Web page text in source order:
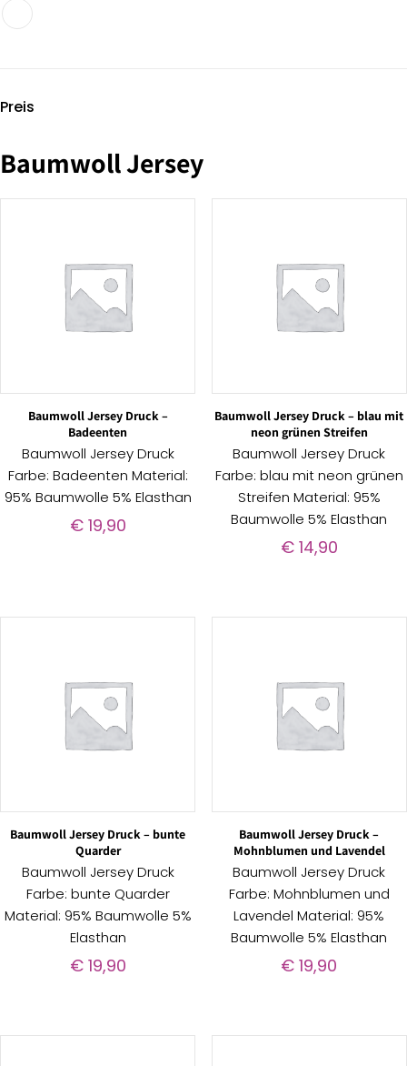
Preis
Baumwoll Jersey
Baumwoll Jersey Druck –
Badeenten
Baumwoll Jersey Druck
Farbe: Badeenten Material:
95% Baumwolle 5% Elasthan
€19,90
Baumwoll Jersey Druck – blau mit
neon grünen Streifen
Baumwoll Jersey Druck
Farbe: blau mit neon grünen
Streifen Material: 95%
Baumwolle 5% Elasthan
€14,90
Baumwoll Jersey Druck – bunte
Quarder
Baumwoll Jersey Druck
Farbe: bunte Quarder
Material: 95% Baumwolle 5%
Elasthan
€19,90
Baumwoll Jersey Druck –
Mohnblumen und Lavendel
Baumwoll Jersey Druck
Farbe: Mohnblumen und
Lavendel Material: 95%
Baumwolle 5% Elasthan
€ 19,90